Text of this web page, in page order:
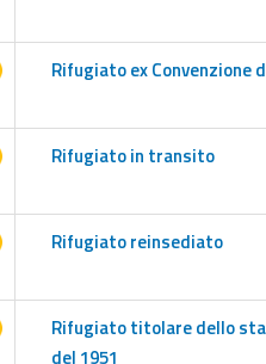
Rifugiato ex Convenzione
Rifugiato in transito
Rifugiato reinsediato
Rifugiato titolare dello
del 1951